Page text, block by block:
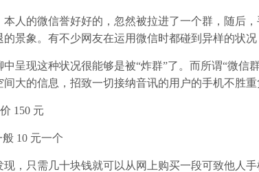
的微信誉好好的，忽然被拉进了一个群，随后，
景象。有不少网友在运用微信时都碰到异样的状
现这种状况很能够是被“炸群”了。而所谓“微信
大的信息，招致一切接纳音讯的用户的手机不胜重
150 元
10 元一个
只需几十块钱就可以从网上购买一段可致他人手